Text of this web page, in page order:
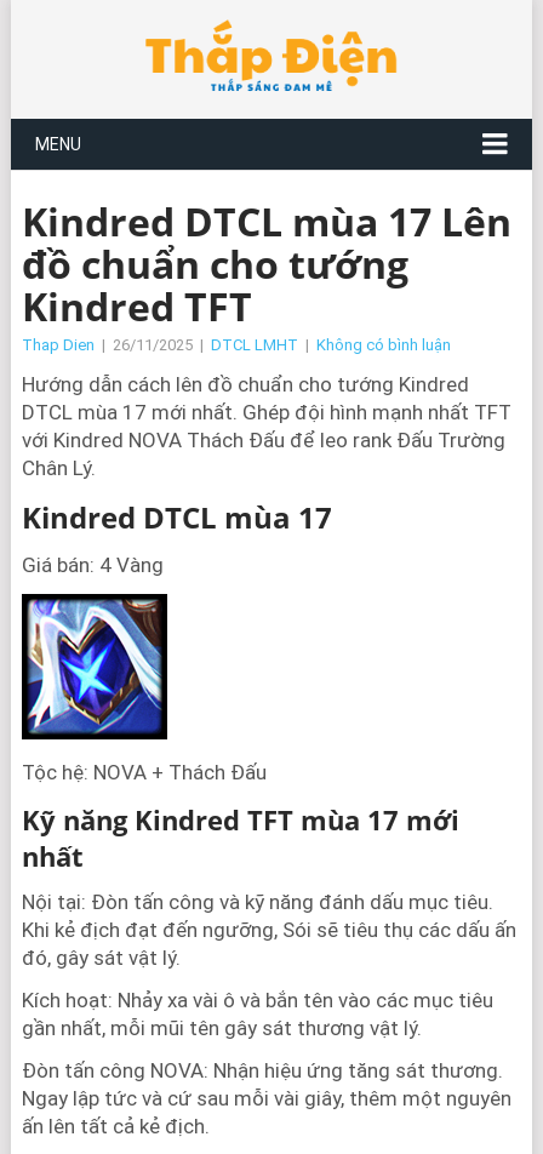
MENU
Kindred DTCL mùa 17 Lên
đồ chuẩn cho tướng
Kindred TFT
Thap Dien | 26/11/2025 | DTCL LMHT | Không có bình luận
Hướng dẫn cách lên đồ chuẩn cho tướng Kindred
DTCL mùa 17 mới nhất. Ghép đội hình mạnh nhất TFT
với Kindred NOVA Thách Đấu để leo rank Đấu Trường
Chân Lý.
Kindred DTCL mùa 17
Giá bán: 4 Vàng
Tộc hệ: NOVA + Thách Đấu
Kỹ năng Kindred TFT mùa 17 mới
nhất
Nội tại: Đòn tấn công và kỹ năng đánh dấu mục tiêu.
Khi kẻ địch đạt đến ngưỡng, Sói sẽ tiêu thụ các dấu ấn
đó, gây sát vật lý.
Kích hoạt: Nhảy xa vài ô và bắn tên vào các mục tiêu
gần nhất, mỗi mũi tên gây sát thương vật lý.
Đòn tấn công NOVA: Nhận hiệu ứng tăng sát thương.
Ngay lập tức và cứ sau mỗi vài giây, thêm một nguyên
ấn lên tất cả kẻ địch.